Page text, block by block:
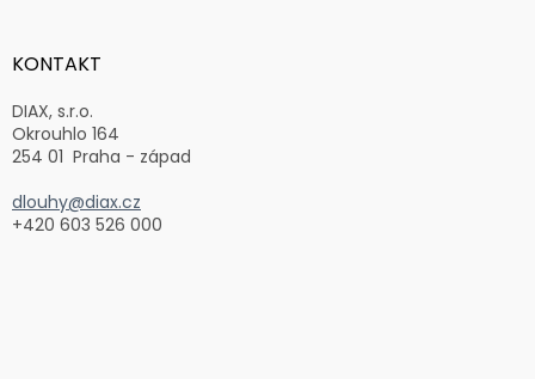
aKONTAKT
DIAX, s.r.o.
Okrouhlo 164
254 01 Praha - západ
dlouhy@diax.cz
+420 603 526 000